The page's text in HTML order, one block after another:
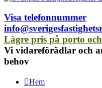
Visa telefonnummer
Lägre pris på porto
Vi vidareförädlar och
behov
Hem